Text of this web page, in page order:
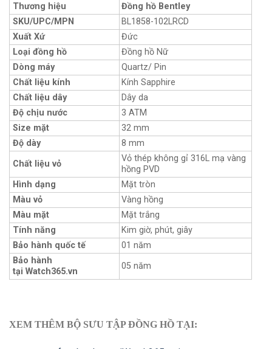
Thương hiệu
Đồng hồ Bentley
SKU/UPC/MPN
BL1858-102LRCD
Xuất Xứ
Đức
Loại đồng hồ
Đồng hồ Nữ
Dòng máy
Quartz/ Pin
Chất liệu kính
Kính Sapphire
Chất liệu dây
Dây da
Độ chịu nước
3 ATM
Size mặt
32 mm
Độ dày
8 mm
Chất liệu vỏ
Vỏ thép không gỉ 316L mạ vàng
hồng PVD
Hình dạng
Mặt tròn
Màu vỏ
Vàng hồng
Màu mặt
Mặt trắng
Tính năng
Kim giờ, phút, giây
Bảo hành quốc tế
01 năm
Bảo hành
tại Watch365.vn
05 năm
XEM THÊM BỘ SƯU TẬP ĐỒNG HỒ TẠI: